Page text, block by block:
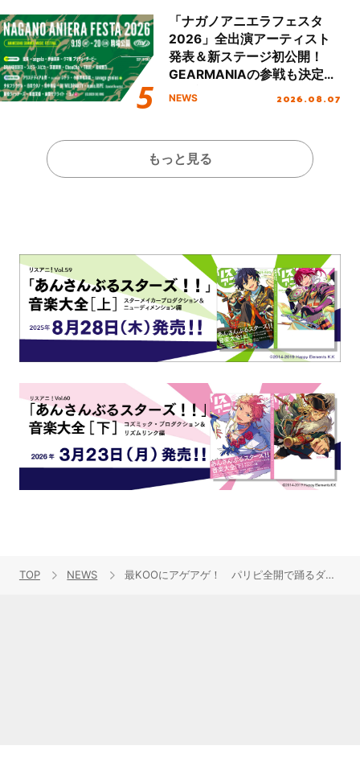
「ナガノアニエラフェスタ
2026」全出演アーティスト
発表＆新ステージ初公開！
GEARMANIAの参戦も決定
し、初となる第3ステージの
NEWS 2026.08.07
もっと見る
TOP NEWS 最KOOにアゲアゲ！ パリピ全開で踊るダンスミュージック爆誕！ 芹澤 優 with DJ KOO & MOTSU 「EVERYBODY! EVERYBODY!」MV初解禁！